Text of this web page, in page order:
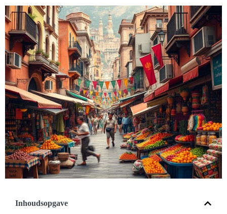
Inhoudsopgave